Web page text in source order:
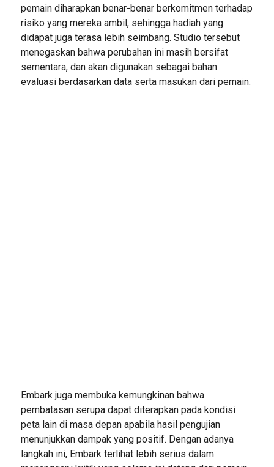
pemain diharapkan benar-benar berkomitmen terhadap
risiko yang mereka ambil, sehingga hadiah yang
didapat juga terasa lebih seimbang. Studio tersebut
menegaskan bahwa perubahan ini masih bersifat
sementara, dan akan digunakan sebagai bahan
evaluasi berdasarkan data serta masukan dari pemain.
Embark juga membuka kemungkinan bahwa
pembatasan serupa dapat diterapkan pada kondisi
peta lain di masa depan apabila hasil pengujian
menunjukkan dampak yang positif. Dengan adanya
langkah ini, Embark terlihat lebih serius dalam